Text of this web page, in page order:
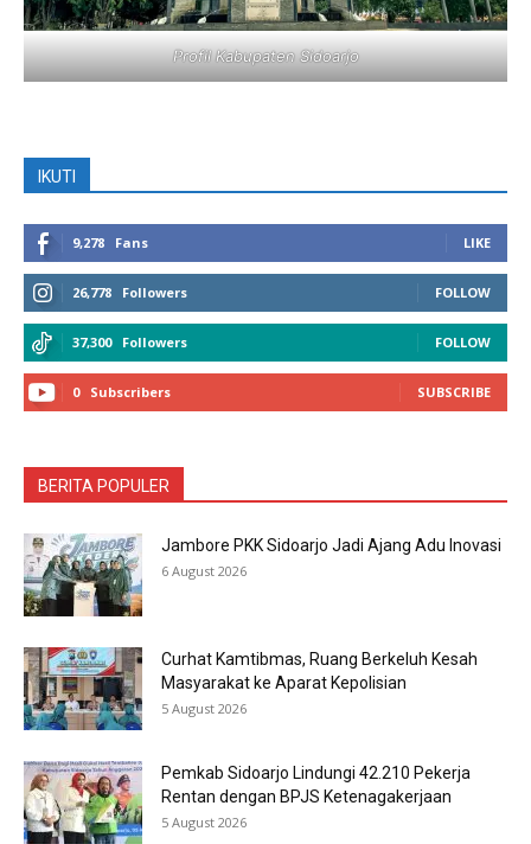
Profil Kabupaten Sidoarjo
IKUTI
9,278 Fans LIKE
26,778 Followers FOLLOW
37,300 Followers FOLLOW
0 Subscribers SUBSCRIBE
BERITA POPULER
Jambore PKK Sidoarjo Jadi Ajang Adu Inovasi
6 August 2026
Curhat Kamtibmas, Ruang Berkeluh Kesah
Masyarakat ke Aparat Kepolisian
5 August 2026
Pemkab Sidoarjo Lindungi 42.210 Pekerja
Rentan dengan BPJS Ketenagakerjaan
5 August 2026